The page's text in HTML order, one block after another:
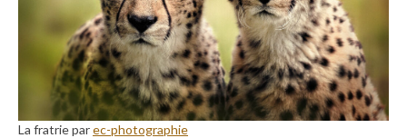
La fratrie parec-photographie